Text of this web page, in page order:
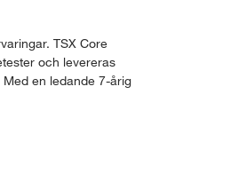
TSX Core
och levereras
en ledande 7-årig